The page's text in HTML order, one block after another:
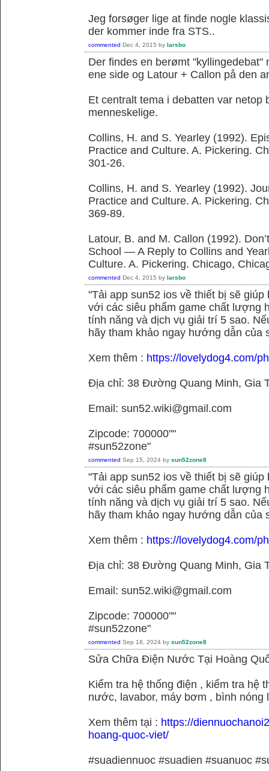
Jeg forsøger lige at finde nogle
der kommer inde fra STS..
commented Dec 4, 2015 by larsbo
Der findes en berømt "kyllingedebat"
ene side og Latour + Callon på den
Et centralt tema i debatten var netop
menneskelige.
Collins, H. and S. Yearley (1992).
Practice and Culture. A. Pickering.
301-26.
Collins, H. and S. Yearley (1992).
Practice and Culture. A. Pickering.
369-89.
Latour, B. and M. Callon (1992).
School — A Reply to Collins and
Culture. A. Pickering. Chicago,
commented Dec 4, 2015 by larsbo
"Tải app sun52 ios về thiết bị sẽ
với các siêu phẩm game chất lượng
tính năng và dịch vụ giải trí 5 sao.
hãy tham khảo ngay hướng dẫn của
Xem thêm : https://lovelydog4.com/
Địa chỉ: 38 Đường Quang Minh, Gia
Email: sun52.wiki@gmail.com
Zipcode: 700000""
#sun52zone"
commented Sep 15, 2024 by sun52zone8
"Tải app sun52 ios về thiết bị sẽ
với các siêu phẩm game chất lượng
tính năng và dịch vụ giải trí 5 sao.
hãy tham khảo ngay hướng dẫn của
Xem thêm : https://lovelydog4.com/
Địa chỉ: 38 Đường Quang Minh, Gia
Email: sun52.wiki@gmail.com
Zipcode: 700000""
#sun52zone"
commented Sep 18, 2024 by sun52zone8
Sửa Chữa Điện Nước Tại Hoàng
Kiểm tra hệ thống điện , kiểm tra hệ
nước, lavabor, máy bơm , bình nóng
Xem thêm tại : https://
hoang-quoc-viet/
#suadiennuoc #suadien #suanuoc